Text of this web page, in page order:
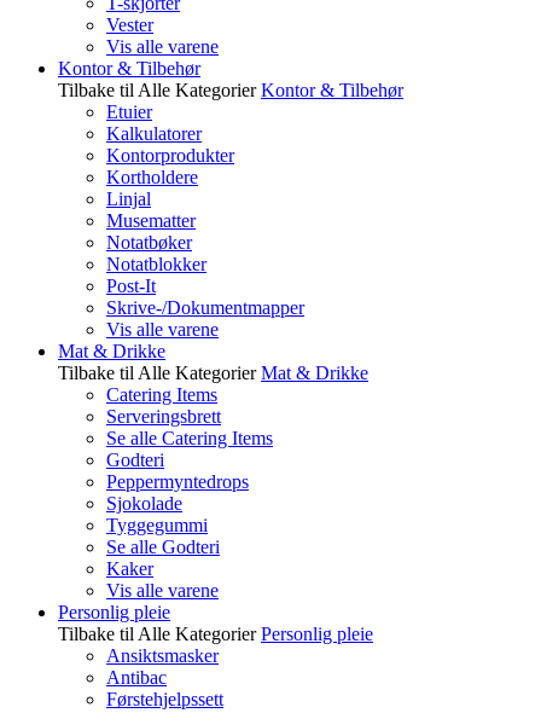
Vester
Vis alle varene
Kontor & Tilbehør
Tilbake til Alle Kategorier Kontor & Tilbehør
Etuier
Kalkulatorer
Kontorprodukter
Kortholdere
Linjal
Musematter
Notatbøker
Notatblokker
Post-It
Skrive-/Dokumentmapper
Vis alle varene
Mat & Drikke
Tilbake til Alle Kategorier Mat & Drikke
Catering Items
Serveringsbrett
Se alle Catering Items
Godteri
Peppermyntedrops
Sjokolade
Tyggegummi
Se alle Godteri
Kaker
Vis alle varene
Personlig pleie
Tilbake til Alle Kategorier Personlig pleie
Ansiktsmasker
Antibac
Førstehjelpssett